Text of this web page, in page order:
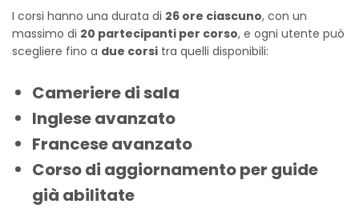
I corsi hanno una durata di 26 ore ciascuno, con un
massimo di 20 partecipanti per corso, e ogni utente può
scegliere fino a due corsi tra quelli disponibili:
Cameriere di sala
Inglese avanzato
Francese avanzato
Corso di aggiornamento per guide
già abilitate